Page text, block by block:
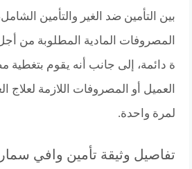
بين التأمين ضد الغير والتأمين
المصروفات المادية المطلوبة من
ة دائمة، إلى جانب أنه يقوم
العميل أو المصروفات اللازمة
لمرة واحدة.
تفاصيل وثيقة تأمين وافي